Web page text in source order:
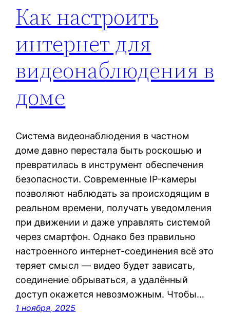
Как настроить
интернет для
видеонаблюдения в
доме
Система видеонаблюдения в частном
доме давно перестала быть роскошью и
превратилась в инструмент обеспечения
безопасности. Современные IP-камеры
позволяют наблюдать за происходящим в
реальном времени, получать уведомления
при движении и даже управлять системой
через смартфон. Однако без правильно
настроенного интернет-соединения всё это
теряет смысл — видео будет зависать,
соединение обрываться, а удалённый
доступ окажется невозможным. Чтобы…
1 ноября, 2025